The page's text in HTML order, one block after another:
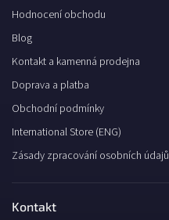
Hodnocení obchodu
Blog
Kontakt a kamenná prodejna
Doprava a platba
Obchodní podmínky
International Store (ENG)
Zásady zpracování osobních údajů
Kontakt